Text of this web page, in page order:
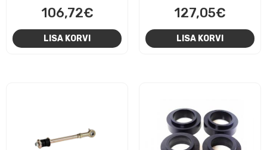
106,72€
LISA KORVI
127,05€
LISA KORVI